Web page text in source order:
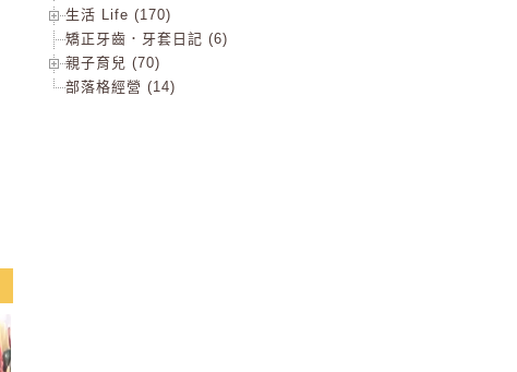
生活 Life (170)
矯正牙齒．牙套日記 (6)
親子育兒 (70)
部落格經營 (14)